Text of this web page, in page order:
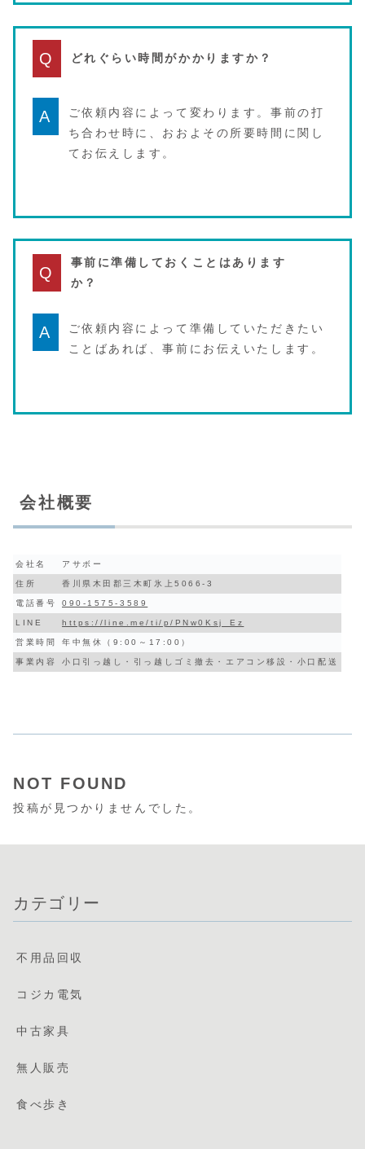
Q どれぐらい時間がかかりますか？
A
ご依頼内容によって変わります。事前の打
ち合わせ時に、おおよその所要時間に関し
てお伝えします。
Q
事前に準備しておくことはあります
か？
A
ご依頼内容によって準備していただきたい
ことばあれば、事前にお伝えいたします。
会社概要
会社名 アサボー
住所 香川県木田郡三木町氷上5066-3
電話番号 090-1575-3589
LINE https://line.me/ti/p/PNw0Ksj_Ez
営業時間 年中無休（9:00～17:00）
事業内容 小口引っ越し・引っ越しゴミ撤去・エアコン移設・小口配送
NOT FOUND
投稿が見つかりませんでした。
カテゴリー
不用品回収
コジカ電気
中古家具
無人販売
食べ歩き